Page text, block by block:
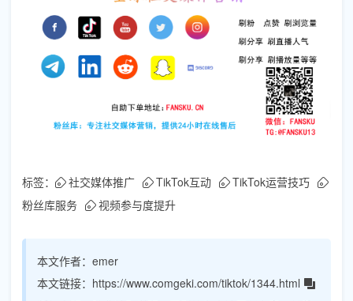
标签： 社交媒体推广 TikTok互动
TikTok运营技巧
粉丝库服务
视频参与度提升
本文作者： emer
本文链接： https://www.comgeki.com/tiktok/1344.html